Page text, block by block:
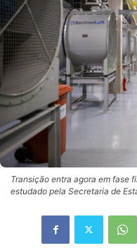
Transição entra agora em fase
estudado pela Secretaria de